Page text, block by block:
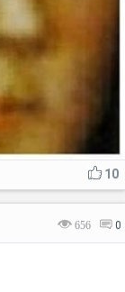
10
656 0